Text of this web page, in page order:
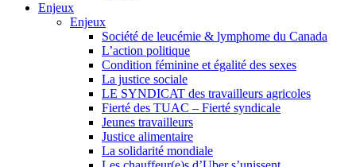
Enjeux
Enjeux
Société de leucémie & lymphome du Canada
L’action politique
Condition féminine et égalité des sexes
La justice sociale
LE SYNDICAT des travailleurs agricoles
Fierté des TUAC – Fierté syndicale
Jeunes travailleurs
Justice alimentaire
La solidarité mondiale